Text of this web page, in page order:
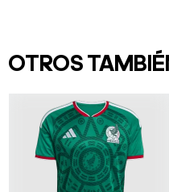
OTROS